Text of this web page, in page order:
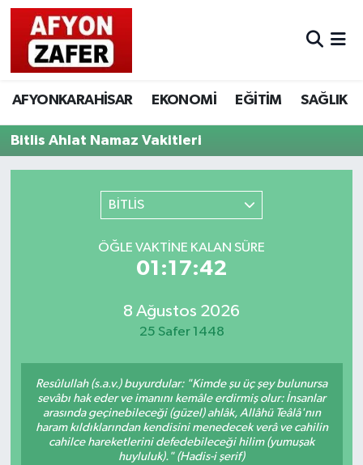
AFYONKARAHİSAR EKONOMİ EĞİTİM SAĞLIK
Bitlis Ahlat Namaz Vakitleri
BİTLİS
ÖĞLE VAKTINE KALAN SÜRE
01:17:42
8 Ağustos 2026
25 Safer 1448
Resûlullah (s.a.v.) buyurdular: "Kimde şu üç şey bulunursa
sevâbı hak eder ve imanını kemâle erdirmiş olur: İnsanlar
arasında geçinebileceği (güzel) ahlâk, Allâhü Teâlâ'nın
haram kıldıklarından kendisini menedecek verâ ve cahilin
cahilce hareketlerini defedebileceği hilim (yumuşak
huyluluk)." (Hadis-i şerif)